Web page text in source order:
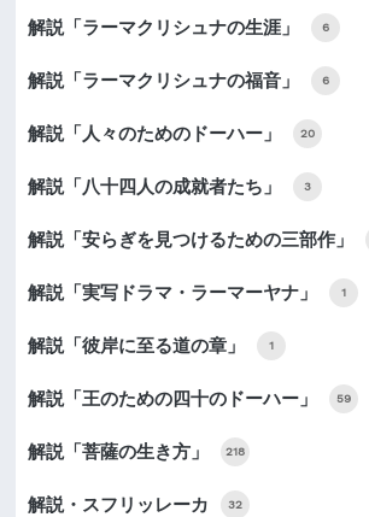
解説「ラーマクリシュナの生涯」 6
解説「ラーマクリシュナの福音」 6
解説「人々のためのドーハー」 20
解説「八十四人の成就者たち」 3
解説「安らぎを見つけるための三部作」
解説「実写ドラマ・ラーマーヤナ」 1
解説「彼岸に至る道の章」 1
解説「王のための四十のドーハー」 59
解説「菩薩の生き方」 218
解説・スフリッレーカ 32